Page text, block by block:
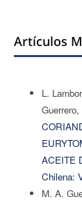
Artículos
L.
Guerrero,
ACEITE
Chilena:
M. A.